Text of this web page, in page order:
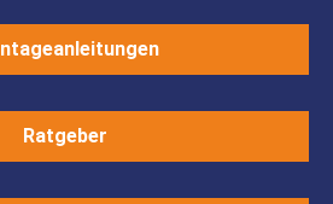
Ratgeber